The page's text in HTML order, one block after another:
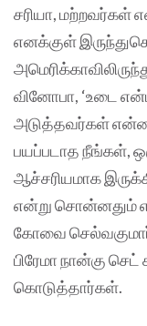
சரியா, மற்றவர்கள்
எனக்குள்
வினோபா, ‘உடை
அடுத்தவர்கள்
பயப்படாத நீங்கள்,
ஆச்சரியமாக
என்று சொன்னதும்
கோவை
பிரேமா நான்கு செட்
கொடுத்தார்கள்.